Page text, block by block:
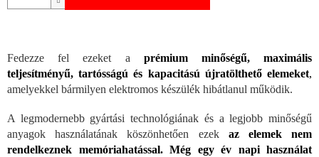
Fedezze fel ezeket a prémium minőségű, maximális
teljesítményű, tartósságú és kapacitású újratölthető elemeket,
amelyekkel bármilyen elektromos készülék hibátlanul működik.
A legmodernebb gyártási technológiának és a legjobb minőségű
anyagok használatának köszönhetően ezek az elemek nem
rendelkeznek memóriahatással. Még egy év napi használat